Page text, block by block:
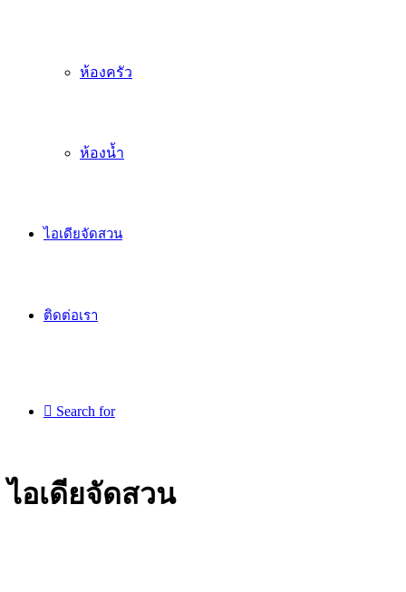
ห้องครัว
ห้องน้ำ
ไอเดียจัดสวน
ติดต่อเรา
Search for
ไอเดียจัดสวน